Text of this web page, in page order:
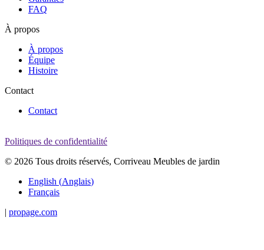
FAQ
À propos
À propos
Équipe
Histoire
Contact
Contact
Politiques de confidentialité
© 2026 Tous droits réservés, Corriveau Meubles de jardin
English (Anglais)
Français
| propage.com